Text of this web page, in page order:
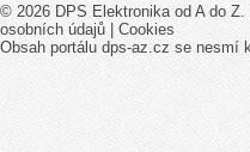
© 2026 DPS Elektronika od A do Z.
osobních údajů | Cookies
Obsah portálu dps-az.cz se nesmí